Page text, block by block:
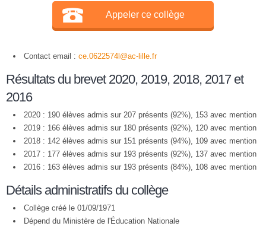
Appeler ce collège
Contact email : ce.0622574l@ac-lille.fr
Résultats du brevet 2020, 2019, 2018, 2017 et
2016
2020 : 190 élèves admis sur 207 présents (92%), 153 avec mention
2019 : 166 élèves admis sur 180 présents (92%), 120 avec mention
2018 : 142 élèves admis sur 151 présents (94%), 109 avec mention
2017 : 177 élèves admis sur 193 présents (92%), 137 avec mention
2016 : 163 élèves admis sur 193 présents (84%), 108 avec mention
Détails administratifs du collège
Collège créé le 01/09/1971
Dépend du Ministère de l'Éducation Nationale